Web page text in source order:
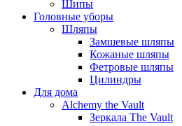
Шипы
Головные уборы
Шляпы
Замшевые шляпы
Кожаные шляпы
Фетровые шляпы
Цилиндры
Для дома
Alchemy the Vault
Зеркала The Vault